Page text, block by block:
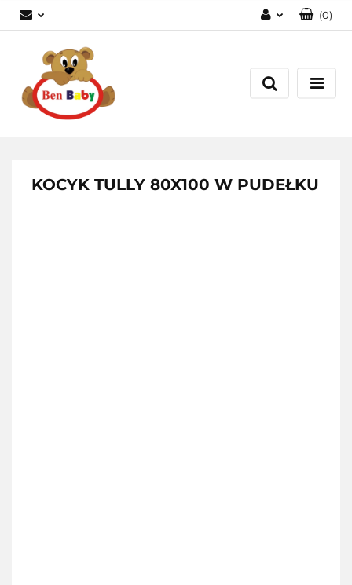
Zarejestruj się
Dodaj zgłoszenie
(0)
KOCYK TULLY 80X100 W PUDEŁKU